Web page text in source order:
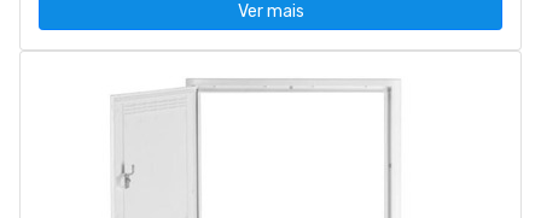
Ver mais